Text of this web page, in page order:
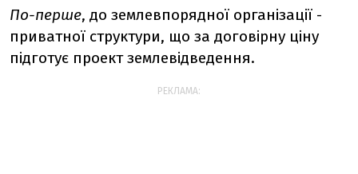
По-перше, до землевпорядної організації -
приватної структури, що за договірну ціну
підготує проект землевідведення.
РЕКЛАМА: